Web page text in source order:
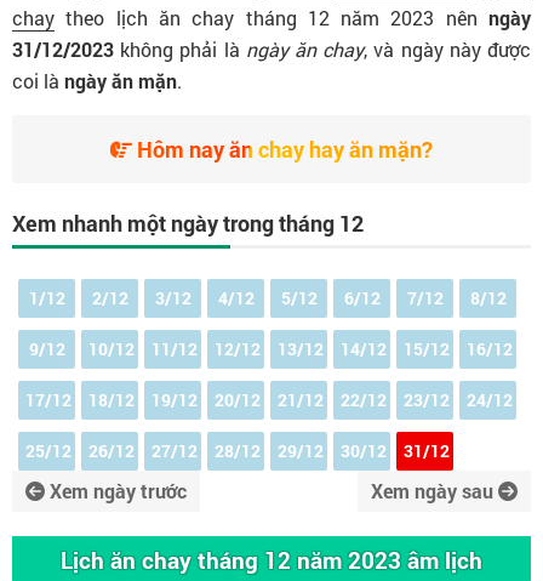
chay theo lịch ăn chay tháng 12 năm 2023 nên ngày
31/12/2023 không phải là ngày ăn chay, và ngày này được
coi là ngày ăn mặn.
Hôm nay ăn chay hay ăn mặn?
Xem nhanh một ngày trong tháng 12
1/12 2/12 3/12 4/12 5/12 6/12 7/12 8/12
9/12 10/12 11/12 12/12 13/12 14/12 15/12 16/12
17/12 18/12 19/12 20/12 21/12 22/12 23/12 24/12
25/12 26/12 27/12 28/12 29/12 30/12 31/12
Xem ngày trước Xem ngày sau
Lịch ăn chay tháng 12 năm 2023 âm lịch